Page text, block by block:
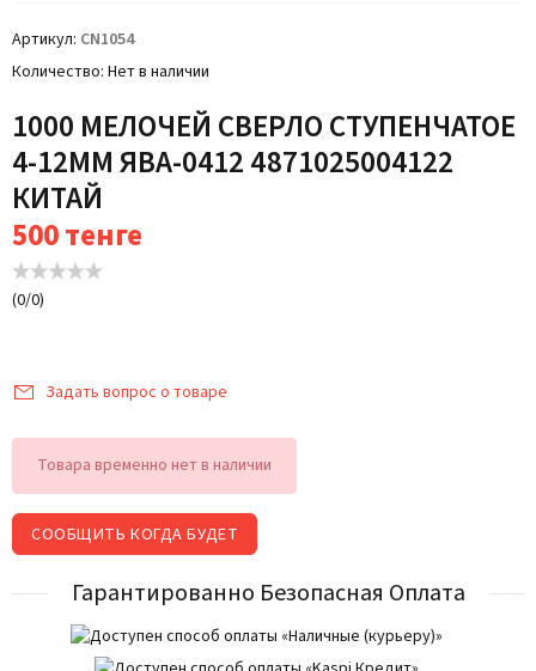
Артикул CN1054
Количество Нет в наличии
1000 МЕЛОЧЕЙ СВЕРЛО СТУПЕНЧАТОЕ
4-12ММ ЯВА-0412 4871025004122
КИТАЙ
500тенге
(0/0)
Задать вопрос о товаре
Товара временно нет в наличии
СООБЩИТЬ КОГДА БУДЕТ
Гарантированно Безопасная Оплата